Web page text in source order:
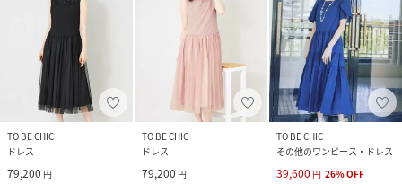
TO BE CHIC
ドレス
79,200 円
TO BE CHIC
ドレス
79,200 円
TO BE CHIC
その他のワンピース・ドレス
39,600 円 26%OFF